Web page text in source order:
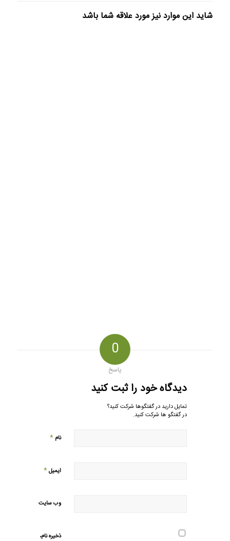
شاید این موارد نیز مورد علاقه شما باشد
0
پاسخ
دیدگاه خود را ثبت کنید
تمایل دارید در گفتگوها شرکت کنید؟
در گفتگو ها شرکت کنید.
نام *
ایمیل*
وب‌ سایت
ذخیره نام،